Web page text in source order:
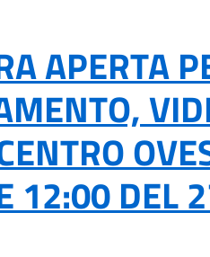
APERTA
12:00 DEL